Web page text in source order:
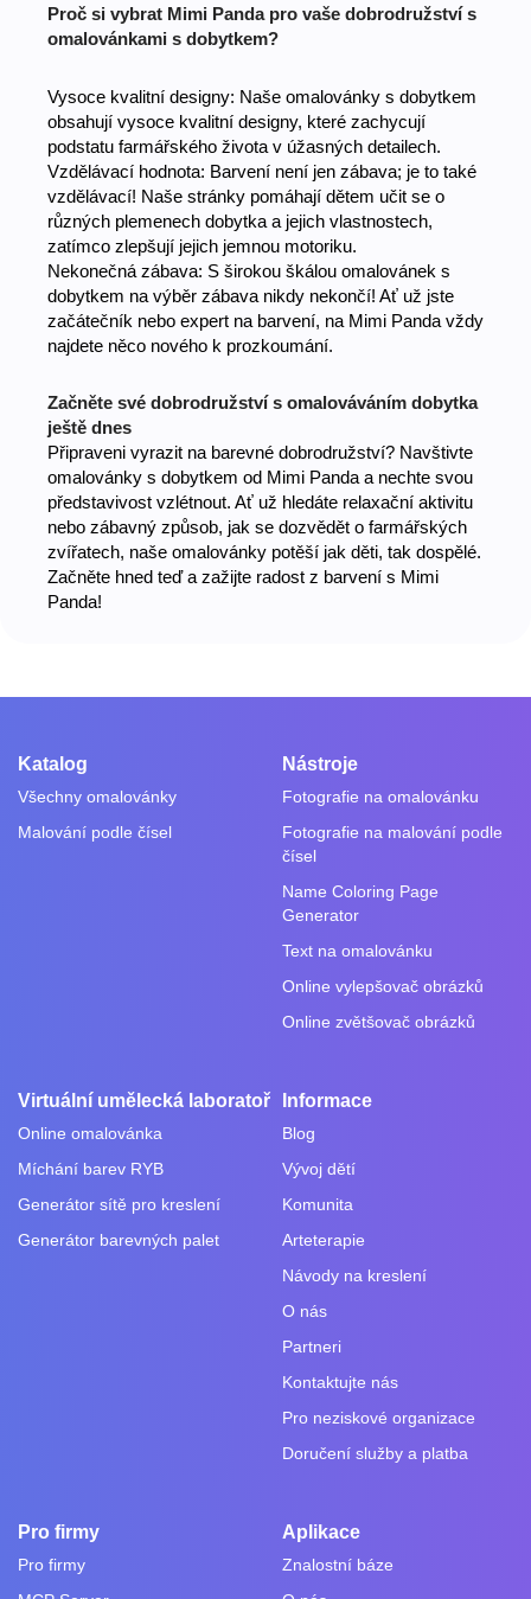
Proč si vybrat Mimi Panda pro vaše dobrodružství s
omalovánkami s dobytkem?
Vysoce kvalitní designy: Naše omalovánky s dobytkem
obsahují vysoce kvalitní designy, které zachycují
podstatu farmářského života v úžasných detailech.
Vzdělávací hodnota: Barvení není jen zábava; je to také
vzdělávací! Naše stránky pomáhají dětem učit se o
různých plemenech dobytka a jejich vlastnostech,
zatímco zlepšují jejich jemnou motoriku.
Nekonečná zábava: S širokou škálou omalovánek s
dobytkem na výběr zábava nikdy nekončí! Ať už jste
začátečník nebo expert na barvení, na Mimi Panda vždy
najdete něco nového k prozkoumání.
Začněte své dobrodružství s omalováváním dobytka
ještě dnes
Připraveni vyrazit na barevné dobrodružství? Navštivte
omalovánky s dobytkem od Mimi Panda a nechte svou
představivost vzlétnout. Ať už hledáte relaxační aktivitu
nebo zábavný způsob, jak se dozvědět o farmářských
zvířatech, naše omalovánky potěší jak děti, tak dospělé.
Začněte hned teď a zažijte radost z barvení s Mimi
Panda!
Katalog
Všechny omalovánky
Malování podle čísel
Nástroje
Fotografie na omalovánku
Fotografie na malování podle
čísel
Name Coloring Page
Generator
Text na omalovánku
Online vylepšovač obrázků
Online zvětšovač obrázků
Virtuální umělecká laboratoř
Online omalovánka
Míchání barev RYB
Generátor sítě pro kreslení
Generátor barevných palet
Informace
Blog
Vývoj dětí
Komunita
Arteterapie
Návody na kreslení
O nás
Partneri
Kontaktujte nás
Pro neziskové organizace
Doručení služby a platba
Pro firmy
Pro firmy
Aplikace
Znalostní báze